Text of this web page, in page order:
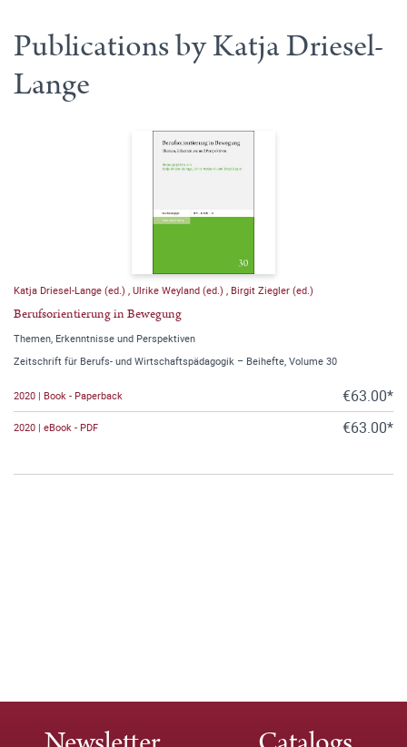
Publications by Katja Driesel-
Lange
Katja Driesel-Lange (ed.) Ulrike Weyland (ed.) Birgit Ziegler (ed.)
Berufsorientierung in Bewegung
Themen, Erkenntnisse und Perspektiven
Zeitschrift für Berufs- und Wirtschaftspädagogik – Beihefte, Volume 30
2020 | Book - Paperback €63.00*
2020 | eBook - PDF €63.00*